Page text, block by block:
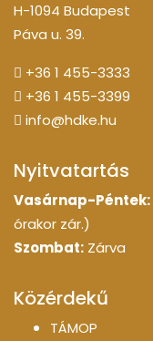
H-1094 Budapest
Páva u. 39.
+36 1 455-3333
+36 1 455-3399
info@hdke.hu
Nyitvatartás
Vasárnap-Péntek:
órakor zár.)
Szombat: Zárva
Közérdekű
TÁMOP